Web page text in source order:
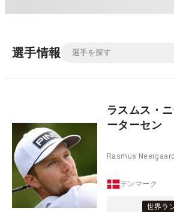
選手情報
ラスムス・
ーターセン
Rasmus
デンマーク
世界ラ